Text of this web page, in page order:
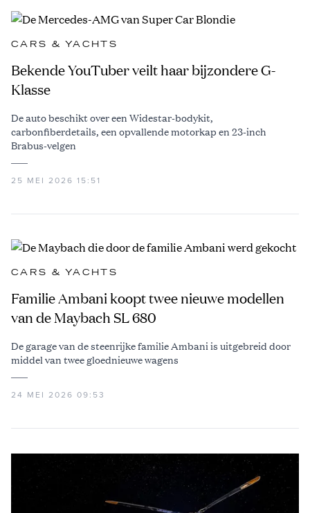
CARS & YACHTS
Bekende YouTuber veilt haar bijzondere G-
Klasse
De auto beschikt over een Widestar-bodykit,
carbonfiberdetails, een opvallende motorkap en 23-inch
Brabus-velgen
25 MEI 2026 15:51
CARS & YACHTS
Familie Ambani koopt twee nieuwe modellen
van de Maybach SL 680
De garage van de steenrijke familie Ambani is uitgebreid door
middel van twee gloednieuwe wagens
24 MEI 2026 09:53